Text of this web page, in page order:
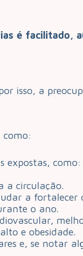
é facilitado,
isso, a
expostas, como:
a circulação.
a fortalecer
o ano.
e obesidade.
e, se notar